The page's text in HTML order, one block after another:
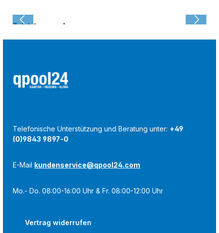
Zuletzt angesehen:
Telefonische Unterstützung und Beratung unter: +49
(0)9843 9897-0
E-Mail kundenservice@qpool24.com
Mo.- Do. 08:00-16:00 Uhr & Fr. 08:00-12:00 Uhr
Vertrag widerrufen